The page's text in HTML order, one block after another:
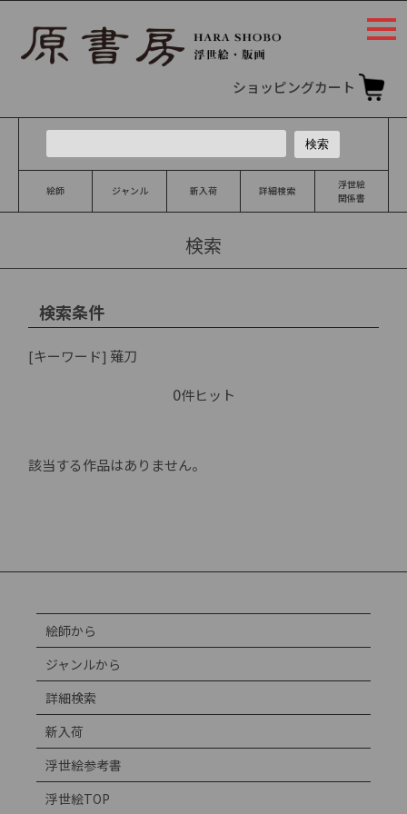
ショッピングカート
絵師 ジャンル 新入荷 詳細検索
浮世絵
関係書
検索
検索条件
[キーワード] 薙刀
0件ヒット
該当する作品はありません。
絵師から
ジャンルから
詳細検索
新入荷
浮世絵参考書
浮世絵TOP